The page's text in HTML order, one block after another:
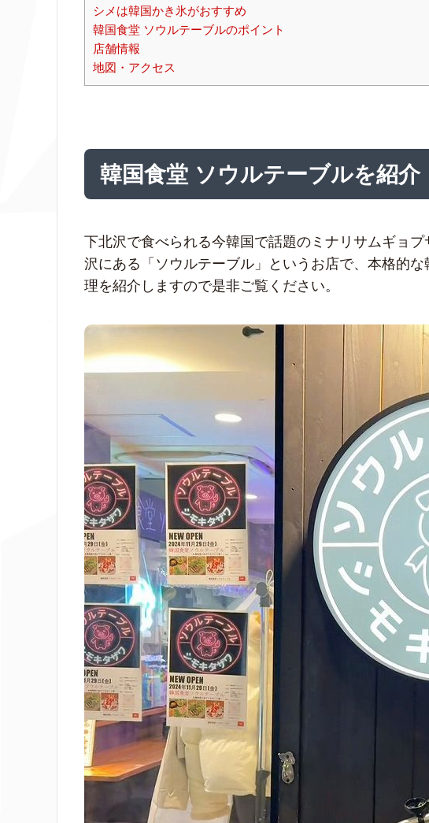
シメは韓国かき氷がおすすめ
韓国食堂 ソウルテーブルのポイント
店舗情報
地図・アクセス
韓国食堂 ソウルテーブルを紹介
下北沢で食べられる今韓国で話題のミナリサムギョ
沢にある「ソウルテーブル」というお店で、本格的
理を紹介しますので是非ご覧ください。